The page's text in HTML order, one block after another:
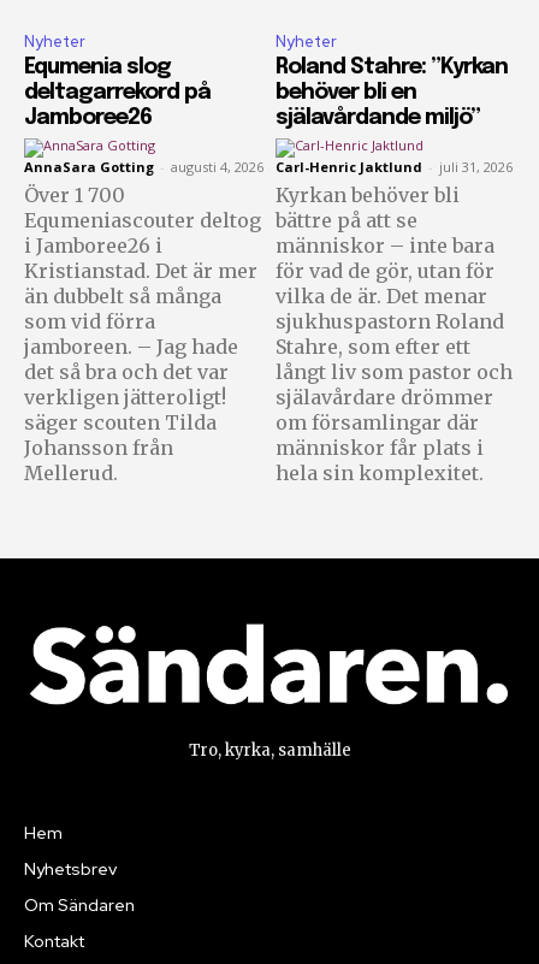
Nyheter
Equmenia slog
deltagarrekord på
Jamboree26
AnnaSara Gotting - augusti 4, 2026
Över 1 700
Equmeniascouter deltog
i Jamboree26 i
Kristianstad. Det är mer
än dubbelt så många
som vid förra
jamboreen. – Jag hade
det så bra och det var
verkligen jätteroligt!
säger scouten Tilda
Johansson från
Mellerud.
Nyheter
Roland Stahre: ”Kyrkan
behöver bli en
själavårdande miljö”
Carl-Henric Jaktlund - juli 31, 2026
Kyrkan behöver bli
bättre på att se
människor – inte bara
för vad de gör, utan för
vilka de är. Det menar
sjukhuspastorn Roland
Stahre, som efter ett
långt liv som pastor och
själavårdare drömmer
om församlingar där
människor får plats i
hela sin komplexitet.
Tro, kyrka, samhälle
Hem
Nyhetsbrev
Om Sändaren
Kontakt